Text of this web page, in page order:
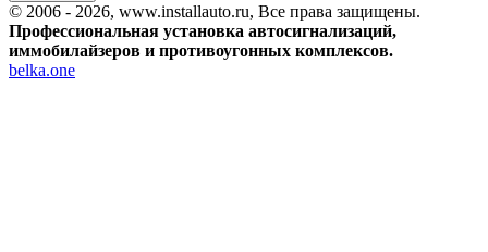
© 2006 - 2026, www.installauto.ru, Все права защищены.
Профессиональная установка автосигнализаций,
иммобилайзеров и противоугонных комплексов.
belka.one